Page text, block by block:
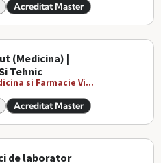
Acreditat Master
(Medicina) |
Tehnic
si Farmacie Vi...
Acreditat Master
de laborator